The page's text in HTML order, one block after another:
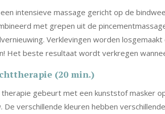
intensieve massage gericht op de
met grepen uit de
Verklevingen worden
Het beste resultaat wordt verkregen
(20 min.)
gebeurt met een kunststof masker
De verschillende kleuren hebben